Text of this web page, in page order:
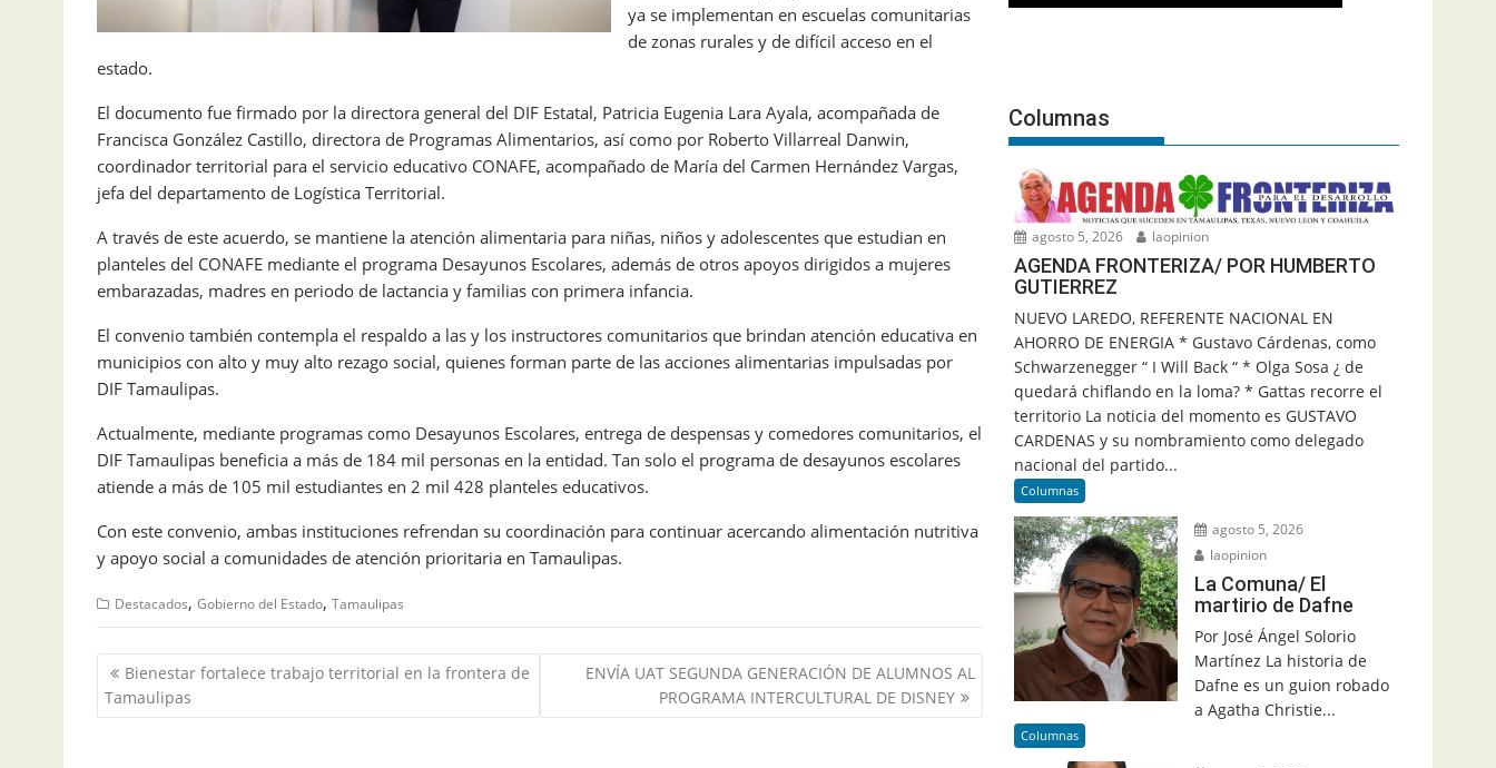
ya se implementan en escuelas comunitarias
de zonas rurales y de difícil acceso en el
estado.
El documento fue firmado por la directora general del DIF Estatal, Patricia Eugenia Lara Ayala, acompañada de
Francisca González Castillo, directora de Programas Alimentarios, así como por Roberto Villarreal Danwin,
coordinador territorial para el servicio educativo CONAFE, acompañado de María del Carmen Hernández Vargas,
jefa del departamento de Logística Territorial.
A través de este acuerdo, se mantiene la atención alimentaria para niñas, niños y adolescentes que estudian en
planteles del CONAFE mediante el programa Desayunos Escolares, además de otros apoyos dirigidos a mujeres
embarazadas, madres en periodo de lactancia y familias con primera infancia.
El convenio también contempla el respaldo a las y los instructores comunitarios que brindan atención educativa en
municipios con alto y muy alto rezago social, quienes forman parte de las acciones alimentarias impulsadas por
DIF Tamaulipas.
Actualmente, mediante programas como Desayunos Escolares, entrega de despensas y comedores comunitarios, el
DIF Tamaulipas beneficia a más de 184 mil personas en la entidad. Tan solo el programa de desayunos escolares
atiende a más de 105 mil estudiantes en 2 mil 428 planteles educativos.
Con este convenio, ambas instituciones refrendan su coordinación para continuar acercando alimentación nutritiva
y apoyo social a comunidades de atención prioritaria en Tamaulipas.
Destacados, Gobierno del Estado, Tamaulipas
Navegación
de
entradas
Bienestar fortalece trabajo territorial en la frontera de
Tamaulipas
ENVÍA UAT SEGUNDA GENERACIÓN DE ALUMNOS AL
PROGRAMA INTERCULTURAL DE DISNEY
Columnas
agosto 5, 2026 laopinion
AGENDA FRONTERIZA/ POR HUMBERTO
GUTIERREZ
NUEVO LAREDO, REFERENTE NACIONAL EN
AHORRO DE ENERGIA * Gustavo Cárdenas, como
Schwarzenegger “ I Will Back “ * Olga Sosa ¿ de
quedará chiflando en la loma? * Gattas recorre el
territorio La noticia del momento es GUSTAVO
CARDENAS y su nombramiento como delegado
nacional del partido...
Columnas
agosto 5, 2026
laopinion
La Comuna/ El
martirio de Dafne
Por José Ángel Solorio
Martínez La historia de
Dafne es un guion robado
a Agatha Christie...
Columnas